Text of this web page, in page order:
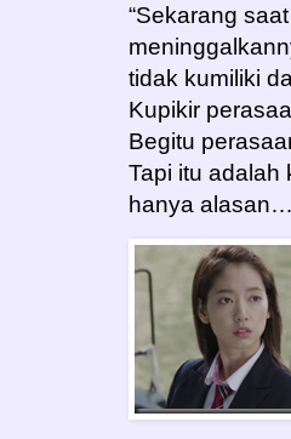
“Sekarang
tidak kumiliki
Kupikir
Begitu
Tapi itu adalah
hanya